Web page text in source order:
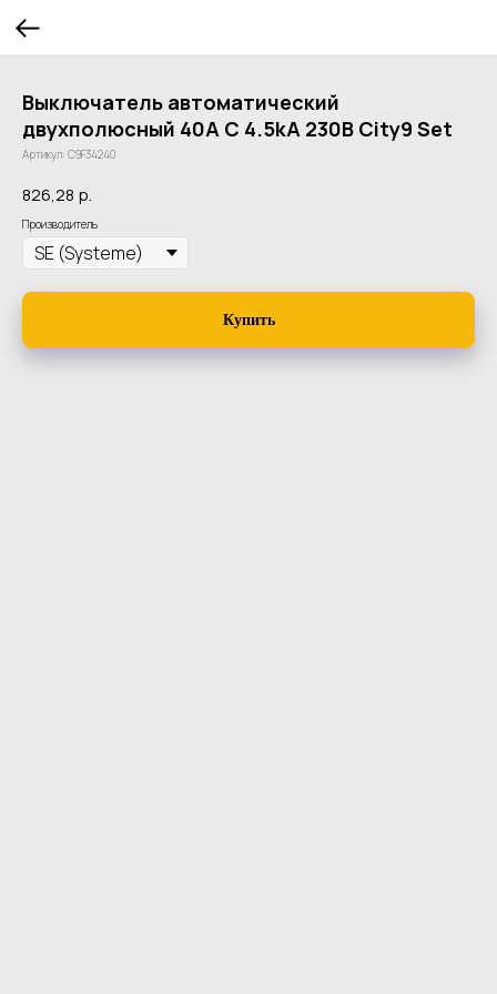
Выключатель автоматический
двухполюсный 40А С 4.5kA 230В City9 Set
Артикул: C9F34240
826,28 р.
Производитель
Купить